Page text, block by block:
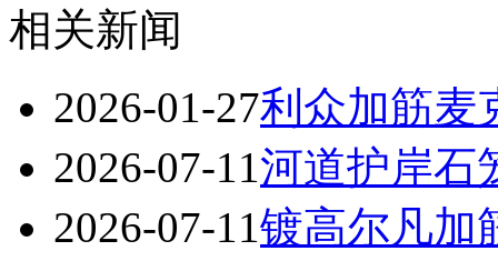
相关新闻
2026-01-27利众加筋麦
2026-07-11河道护岸石
2026-07-11镀高尔凡加